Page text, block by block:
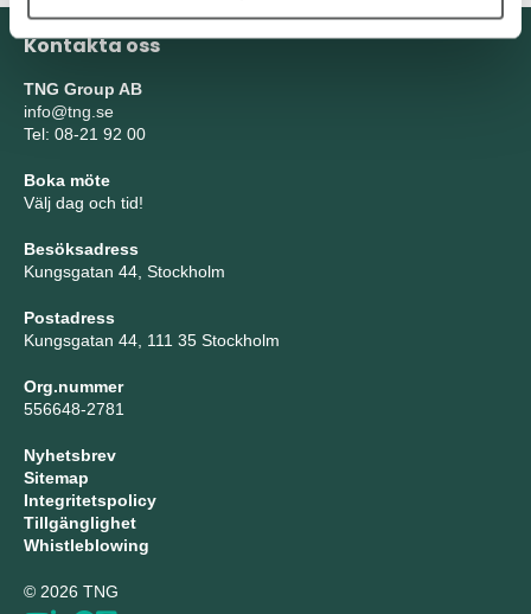
Kontakta oss
TNG Group AB
info@tng.se
Tel: 08-21 92 00
Boka möte
Välj dag och tid!
Besöksadress
Kungsgatan 44, Stockholm
Postadress
Kungsgatan 44, 111 35 Stockholm
Org.nummer
556648-2781
Nyhetsbrev
Sitemap
Integritetspolicy
Tillgänglighet
Whistleblowing
© 2026 TNG